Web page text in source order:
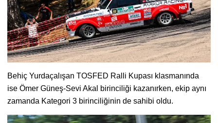
Behiç Yurdaçalışan TOSFED Ralli Kupası klasmanında
ise Ömer Güneş-Sevi Akal birinciliği kazanırken, ekip aynı
zamanda Kategori 3 birinciliğinin de sahibi oldu.